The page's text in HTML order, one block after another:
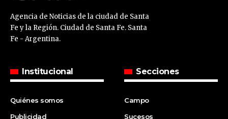
Agencia de Noticias de la ciudad de Santa
Fe y la Región. Ciudad de Santa Fe. Santa
Fe - Argentina.
Institucional
Quiénes somos
Publicidad
Secciones
Campo
Sucesos